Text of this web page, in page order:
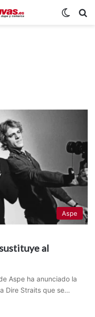
Aspe
al
Aspe ha anunciado la
Dire Straits que se…